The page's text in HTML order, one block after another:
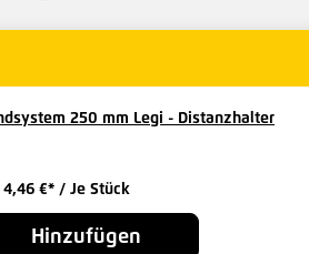
250 mm Legi - Distanzhalter
4,46 €* / Je Stück
Hinzufügen